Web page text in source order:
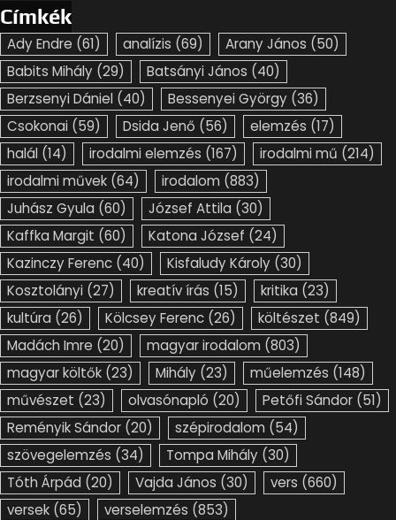
Címkék
Ady Endre (61) analízis (69) Arany János (50)
Babits Mihály (29) Batsányi János (40)
Berzsenyi Dániel (40) Bessenyei György (36)
Csokonai (59) Dsida Jenő (56) elemzés (17)
halál (14) irodalmi elemzés (167) irodalmi mű (214)
irodalmi művek (64) irodalom (883)
Juhász Gyula (60) József Attila (30)
Kaffka Margit (60) Katona József (24)
Kazinczy Ferenc (40) Kisfaludy Károly (30)
Kosztolányi (27) kreatív írás (15) kritika (23)
kultúra (26) Kölcsey Ferenc (26) költészet (849)
Madách Imre (20) magyar irodalom (803)
magyar költők (23) Mihály (23) műelemzés (148)
művészet (23) olvasónapló (20) Petőfi Sándor (51)
Reményik Sándor (20) szépirodalom (54)
szövegelemzés (34) Tompa Mihály (30)
Tóth Árpád (20) Vajda János (30) vers (660)
versek (65) verselemzés (853)